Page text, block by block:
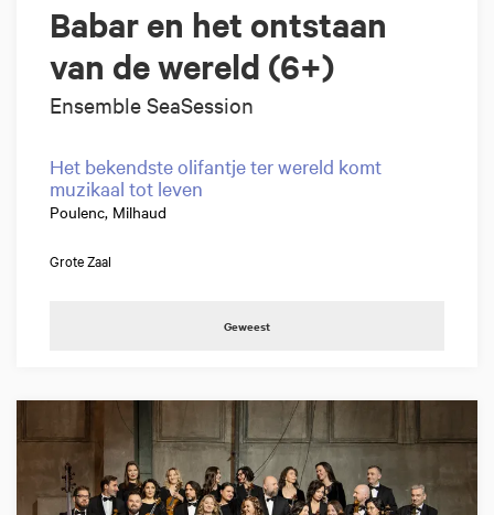
Babar en het ontstaan
van de wereld (6+)
Ensemble SeaSession
Het bekendste olifantje ter wereld komt
muzikaal tot leven
Poulenc, Milhaud
Grote Zaal
Geweest